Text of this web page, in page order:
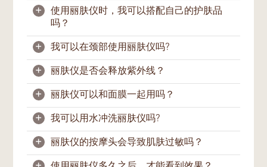
配使用，以达最佳效果。
如果您有痘痘问题，可以按照护理程序进行护
肤，同时使用纯彩光“蓝光”来消除细菌并且
镇静肌肤。请按照指示，采取轻轻点按的方
式。我们建议您在痘痘问题有所改善后，才用
滑移动作进行护理。
阻塞、痘痘以及发炎等肌肤问题。而丽肤仪能
够针对问题肌肤，帮助缓和、舒镇肌肤。如果
您想要早日开始肌肤管理的话，也可以趁早开
始使用丽肤仪。
如果您的伤口还在流血或您的脸上有缝线伤
口，我们不建议您使用丽肤仪。请在您的肌肤
完全恢复后再开始使用。
+
使用丽肤仪时，我可以搭配自己的护肤品
吗？
可以，建议您只用水性的护肤品。您的护肤品
也必须能够辅助丽肤仪在脸上的滑移动作。
+ 我可以在颈部使用丽肤仪吗?
可以。您可以在颈部涂抹任何抗老精华液，然
后使用V, B, L 或热能模式。欲达紧致效果，请
采用由下至上滑移方式进行护理。如欲进行淋
巴排毒，您可以采用由上至下的方式于颈部按
摩。建议您由颈部从上至下按摩至胸口部位直
至腋下。
+ 丽肤仪是否会释放紫外线？
不会，丽肤仪并不释放紫外线。丽肤仪经过严
格精密的测试，以确保使用安全。
+ 丽肤仪可以和面膜一起用吗？
可以。在敷面膜时，请选择纯彩光（红，黄或
蓝光）并用停顿方式。取下面膜之后，可以用
皙肤模式或嫩肤模式来帮助面膜的活性成分导
入肌肤。
+ 我可以用水冲洗丽肤仪吗?
不可以。用水直接冲洗机身将对仪器造成损
坏。请用湿毛巾或不含酒精的湿纸巾将按摩头
+ 丽肤仪的按摩头会导致肌肤过敏吗？